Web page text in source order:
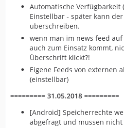
Automatische Verfügbarkeit
Einstellbar - später kann
überschreiben.
wenn man im news feed
auch zum Einsatz kommt,
Überschrift klickt?!
Eigene Feeds von externen
(einstellbar)
========= 31.05.2018 =========
[Android] Speicherrechte
abgefragt und müssen